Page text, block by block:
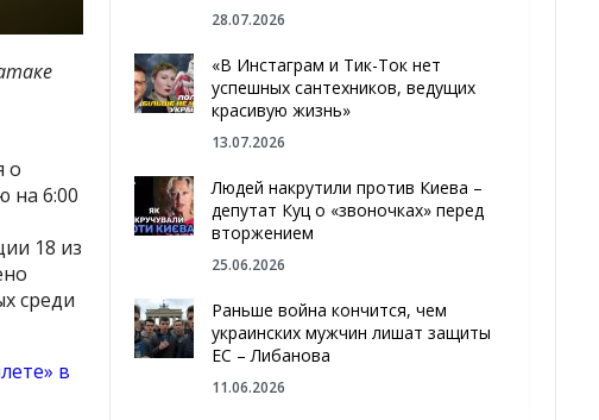
о
на 6:00
18 из
среди
в
28.07.2026
«В Инстаграм и Тик-Ток нет
успешных сантехников, ведущих
красивую жизнь»
13.07.2026
Людей накрутили против Киева –
депутат Куц о «звоночках» перед
вторжением
25.06.2026
Раньше война кончится, чем
украинских мужчин лишат защиты
ЕС – Либанова
11.06.2026